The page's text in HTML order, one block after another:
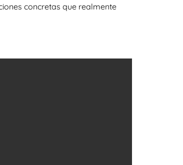
concretas que realmente